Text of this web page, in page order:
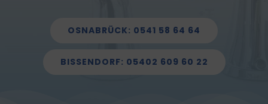
OSNABRÜCK: 0541 58 64 64
BISSENDORF: 05402 609 60 22